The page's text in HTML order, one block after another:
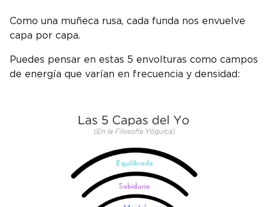
Como una muñeca rusa, cada funda nos envuelve
capa por capa.
Puedes pensar en estas 5 envolturas como campos
de energía que varían en frecuencia y densidad: